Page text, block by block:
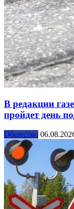
В редакции
пройдет день
Общество